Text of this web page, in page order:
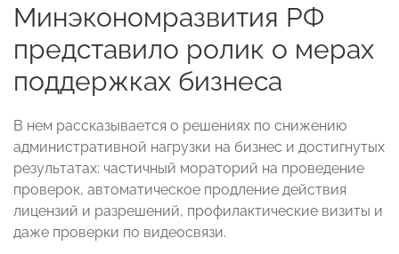
Минэкономразвития РФ
представило ролик о мерах
поддержках бизнеса
В нем рассказывается о решениях по снижению
административной нагрузки на бизнес и достигнутых
результатах: частичный мораторий на проведение
проверок, автоматическое продление действия
лицензий и разрешений, профилактические визиты и
даже проверки по видеосвязи.